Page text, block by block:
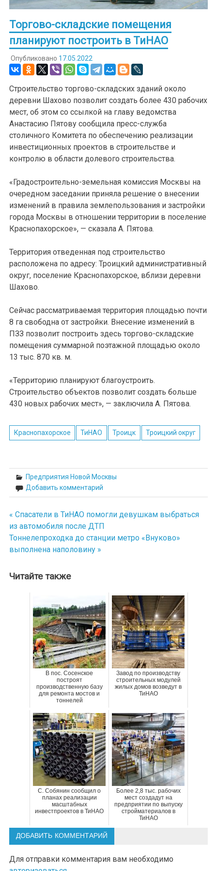
Торгово-складские помещения
планируют построить в ТиНАО
Опубликовано 17.05.2022
Строительство торгово-складских зданий около
деревни Шахово позволит создать более 430 рабочих
мест, об этом со ссылкой на главу ведомства
Анастасию Пятову сообщила пресс-служба
столичного Комитета по обеспечению реализации
инвестиционных проектов в строительстве и
контролю в области долевого строительства.
«Градостроительно-земельная комиссия Москвы на
очередном заседании приняла решение о внесении
изменений в правила землепользования и застройки
города Москвы в отношении территории в поселение
Краснопахорское», — сказала А. Пятова.
Территория отведенная под строительство
расположена по адресу: Троицкий административный
округ, поселение Краснопахорское, вблизи деревни
Шахово.
Сейчас рассматриваемая территория площадью почти
8 га свободна от застройки. Внесение изменений в
ПЗЗ позволит построить здесь торгово-складские
помещения суммарной поэтажной площадью около
13 тыс. 870 кв. м.
«Территорию планируют благоустроить.
Строительство объектов позволит создать больше
430 новых рабочих мест», — заключила А. Пятова.
Краснопахорское ТиНАО Троицк Троицкий округ
Предприятия Новой Москвы
Добавить комментарий
Навигация
по
записям
« Спасатели в ТиНАО помогли девушкам выбраться
из автомобиля после ДТП
Тоннелепроходка до станции метро «Внуково»
выполнена наполовину »
Читайте также
В пос. Сосенское
построят
производственную базу
для ремонта мостов и
тоннелей
Завод по производству
строительных модулей
жилых домов возведут в
ТиНАО
С. Собянин сообщил о
планах реализации
масштабных
инвестпроектов в ТиНАО
Более 2,8 тыс. рабочих
мест создадут на
предприятии по выпуску
стройматериалов в
ТиНАО
ДОБАВИТЬ КОММЕНТАРИЙ
Для отправки комментария вам необходимо